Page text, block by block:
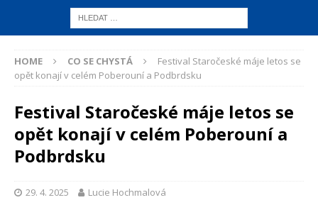
HOME CO SE CHYSTÁ
Festival Staročeské máje letos se
opět konají v celém Poberouní a Podbrdsku
Festival Staročeské máje letos se
opět konají v celém Poberouní a
Podbrdsku
29. 4. 2025 Lucie Hochmalová